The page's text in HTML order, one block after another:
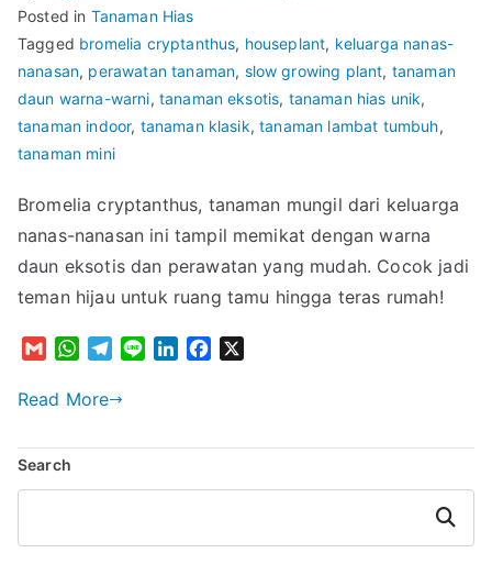
Posted in Tanaman Hias
Tagged bromelia cryptanthus, houseplant, keluarga nanas-
nanasan, perawatan tanaman, slow growing plant, tanaman
daun warna-warni, tanaman eksotis, tanaman hias unik,
tanaman indoor, tanaman klasik,tanaman lambat tumbuh,
tanaman mini
Bromelia cryptanthus, tanaman mungil dari keluarga
nanas-nanasan ini tampil memikat dengan warna
daun eksotis dan perawatan yang mudah. Cocok jadi
teman hijau untuk ruang tamu hingga teras rumah!
G
a
l
W
a
s
p
T
l
g
a
e
I
b
o
Read More
Search
Search